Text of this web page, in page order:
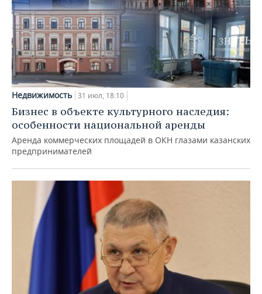
Недвижимость 31 июл, 18:10
Бизнес в объекте культурного наследия:
особенности национальной аренды
Аренда коммерческих площадей в ОКН глазами казанских
предпринимателей